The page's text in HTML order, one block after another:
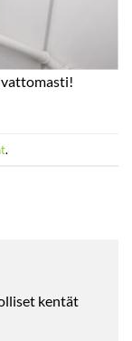
.
kentät